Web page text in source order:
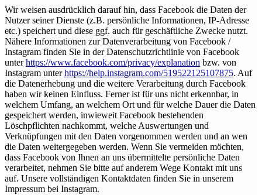
Wir weisen ausdrücklich darauf hin, dass Facebook die Daten der
Nutzer seiner Dienste (z.B. persönliche Informationen, IP-Adresse
etc.) speichert und diese ggf. auch für geschäftliche Zwecke nutzt.
Nähere Informationen zur Datenverarbeitung von Facebook /
Instagram finden Sie in der Datenschutzrichtlinie von Facebook
unterhttps://www.facebook.com/privacy/explanation bzw. von
Instagram unterhttps://help.instagram.com/519522125107875. Auf
die Datenerhebung und die weitere Verarbeitung durch Facebook
haben wir keinen Einfluss. Ferner ist für uns nicht erkennbar, in
welchem Umfang, an welchem Ort und für welche Dauer die Daten
gespeichert werden, inwieweit Facebook bestehenden
Löschpflichten nachkommt, welche Auswertungen und
Verknüpfungen mit den Daten vorgenommen werden und an wen
die Daten weitergegeben werden. Wenn Sie vermeiden möchten,
dass Facebook von Ihnen an uns übermittelte persönliche Daten
verarbeitet, nehmen Sie bitte auf anderem Wege Kontakt mit uns
auf. Unsere vollständigen Kontaktdaten finden Sie in unserem
Impressum bei Instagram.